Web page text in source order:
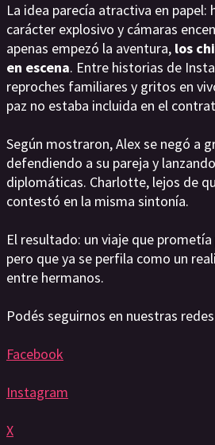
La idea parecía atractiva en
carácter explosivo y cámaras
apenas empezó la aventura, los
en escena. Entre historias de
reproches familiares y gritos en
paz no estaba incluida en el
Según mostraron, Alex se negó a
defendiendo a su pareja y
diplomáticas. Charlotte, lejos de
contestó en la misma sintonía.
El resultado: un viaje que
pero que ya se perfila como un
entre hermanos.
Podés seguirnos en nuestras
Facebook
Instagram
X